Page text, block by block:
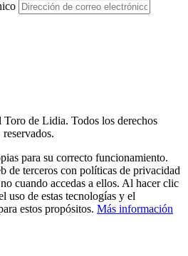
de Lidia. Todos los derechos
reservados.
para su correcto funcionamiento.
de terceros con políticas de privacidad
cuando accedas a ellos. Al hacer clic
uso de estas tecnologías y el
estos propósitos. Más información